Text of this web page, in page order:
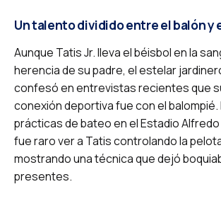
Un talento dividido entre el balón y
Aunque Tatis Jr. lleva el béisbol en la
herencia de su padre, el estelar
confesó en entrevistas recientes que
conexión deportiva fue con el balompié.
prácticas de bateo en el Estadio Alfredo
fue raro ver a Tatis controlando la
mostrando una técnica que dejó
presentes.